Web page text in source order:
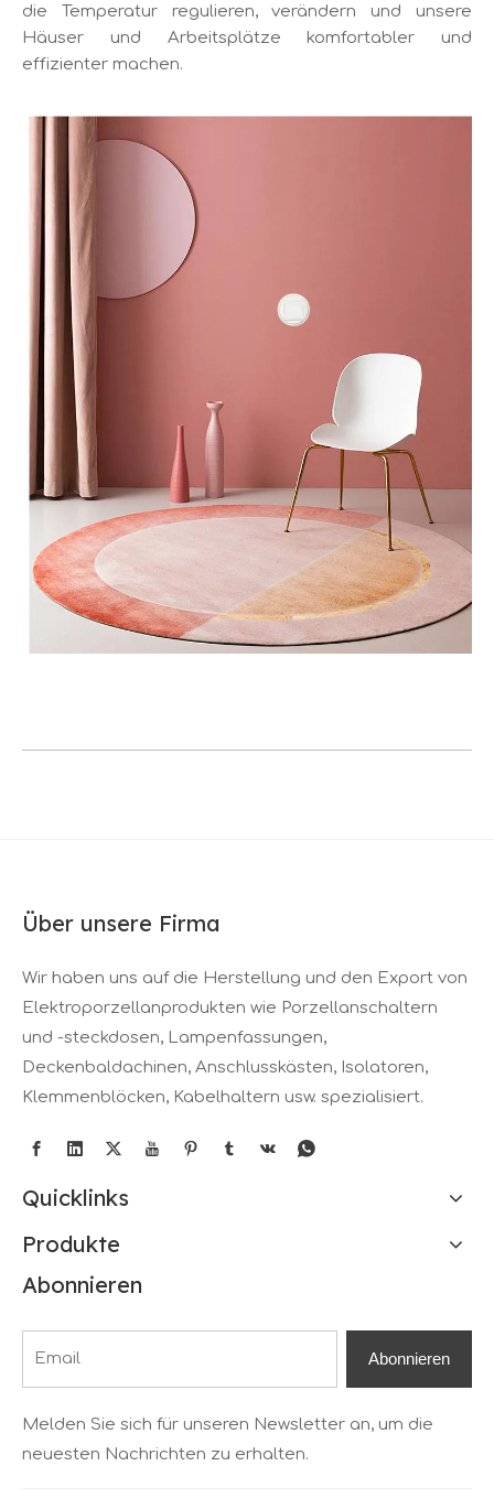
die Temperatur regulieren, verändern und unsere
Häuser und Arbeitsplätze komfortabler und
effizienter machen.
Über unsere Firma
Wir haben uns auf die Herstellung und den Export von
Elektroporzellanprodukten wie Porzellanschaltern
und -steckdosen, Lampenfassungen,
Deckenbaldachinen, Anschlusskästen, Isolatoren,
Klemmenblöcken, Kabelhaltern usw. spezialisiert.
Quicklinks
Produkte
Abonnieren
Abonnieren
Melden Sie sich für unseren Newsletter an, um die
neuesten Nachrichten zu erhalten.